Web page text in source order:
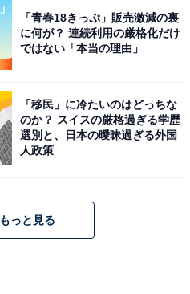
指します。
グ選手、ダニエル選手と一
と思います。厳しいとは思
頑張りたいです」
「青春18きっぷ」販売激減の裏
に何が？ 連続利用の厳格化だけ
ではない「本当の理由」
「移民」に冷たいのはどっちな
のか？ スイスの厳格過ぎる学歴
選別と、日本の曖昧過ぎる外国
人政策
っと見る